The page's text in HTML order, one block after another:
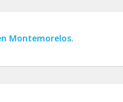
Montemorelos.